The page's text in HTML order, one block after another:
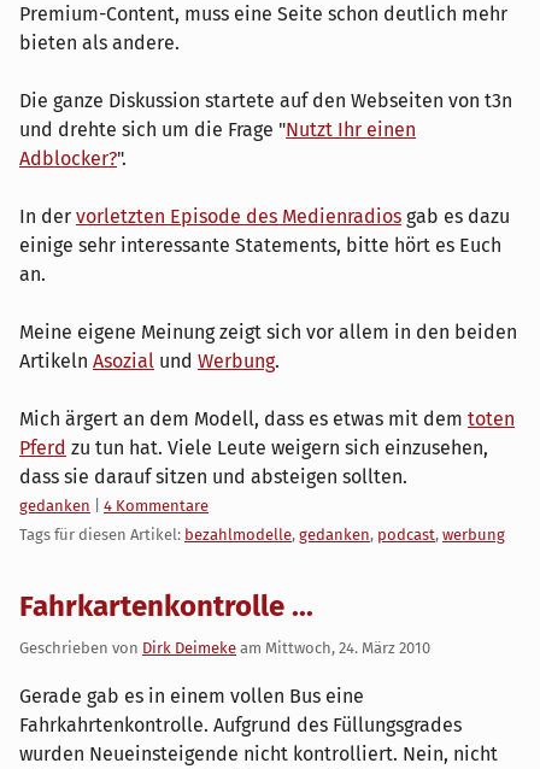
Premium-Content, muss eine Seite schon deutlich mehr
bieten als andere.
Die ganze Diskussion startete auf den Webseiten von t3n
und drehte sich um die Frage "Nutzt Ihr einen
Adblocker?".
In der vorletzten Episode des Medienradios gab es dazu
einige sehr interessante Statements, bitte hört es Euch
an.
Meine eigene Meinung zeigt sich vor allem in den beiden
Artikeln Asozial und Werbung.
Mich ärgert an dem Modell, dass es etwas mit dem toten
Pferd zu tun hat. Viele Leute weigern sich einzusehen,
dass sie darauf sitzen und absteigen sollten.
Kategorien:
gedanken
4 Kommentare
Tags für diesen Artikel: bezahlmodelle, gedanken, podcast, werbung
Fahrkartenkontrolle ...
Geschrieben von Dirk Deimeke am Mittwoch, 24. März 2010
Gerade gab es in einem vollen Bus eine
Fahrkahrtenkontrolle. Aufgrund des Füllungsgrades
wurden Neueinsteigende nicht kontrolliert. Nein, nicht